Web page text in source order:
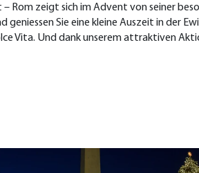
Rom zeigt sich im Advent von seiner
Sie eine kleine Auszeit in der
Vita. Und dank unserem attraktiven